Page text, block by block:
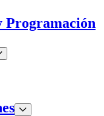
Programación